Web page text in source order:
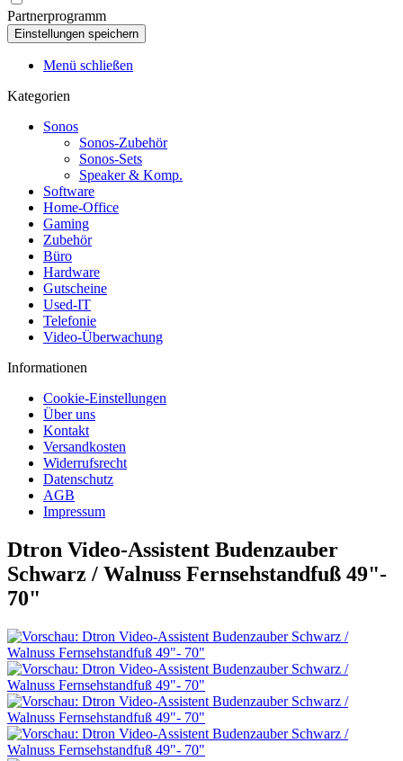
Partnerprogramm
Menü schließen
Kategorien
Sonos
Sonos-Zubehör
Sonos-Sets
Speaker & Komp.
Software
Home-Office
Gaming
Zubehör
Büro
Hardware
Gutscheine
Used-IT
Telefonie
Video-Überwachung
Informationen
Cookie-Einstellungen
Über uns
Kontakt
Versandkosten
Widerrufsrecht
Datenschutz
AGB
Impressum
Dtron Video-Assistent Budenzauber
Schwarz / Walnuss Fernsehstandfuß 49"-
70"